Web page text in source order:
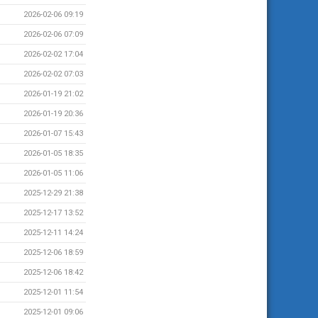
2026-02-06 09:19
2026-02-06 07:09
2026-02-02 17:04
2026-02-02 07:03
2026-01-19 21:02
2026-01-19 20:36
2026-01-07 15:43
2026-01-05 18:35
2026-01-05 11:06
2025-12-29 21:38
2025-12-17 13:52
2025-12-11 14:24
2025-12-06 18:59
2025-12-06 18:42
2025-12-01 11:54
2025-12-01 09:06